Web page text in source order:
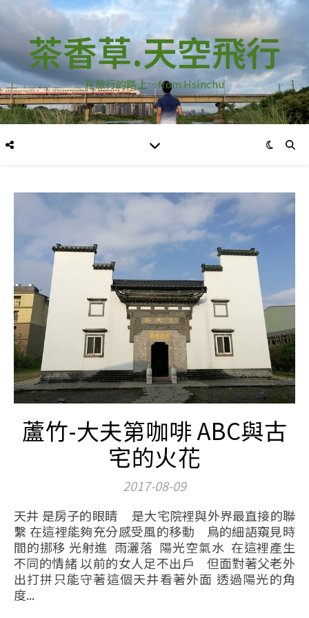
茶香草.天空飛行
在旅行的路上…from Hsinchu
蘆竹-大夫第咖啡 ABC與古
宅的火花
2017-08-09
天井 是房子的眼睛 是大宅院裡與外界最直接的聯
繫 在這裡能夠充分感受風的移動 鳥的細語窺見時
間的挪移 光射進 雨灑落 陽光空氣水 在這裡產生
不同的情緒 以前的女人足不出戶 但面對著父老外
出打拼只能守著這個天井看著外面 透過陽光的角
度...